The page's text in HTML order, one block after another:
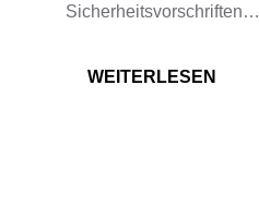
Sicherheitsvorschriften…
WEITERLESEN